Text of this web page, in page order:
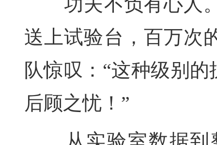
送上试验台，百万次
队惊叹：“这种级别
后顾之忧！”